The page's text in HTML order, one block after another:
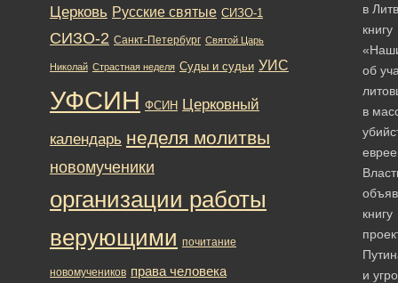
в
книгу
об
в
книгу
и
Церковь Русские святые СИЗО-1
СИЗО-2 Санкт-Петербург Святой Царь
Николай Страстная неделя Суды и судьи УИС
УФСИН ФСИН Церковный
календарь неделя молитвы
новомученики
организации работы
верующими почитание
новомучеников права человека